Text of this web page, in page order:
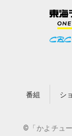
番組 シ
©「かよチュ